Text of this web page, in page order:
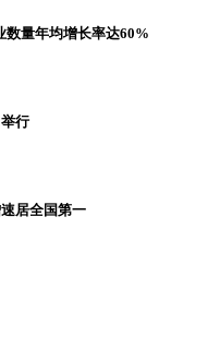
数量年均增长率达60%
行
居全国第一